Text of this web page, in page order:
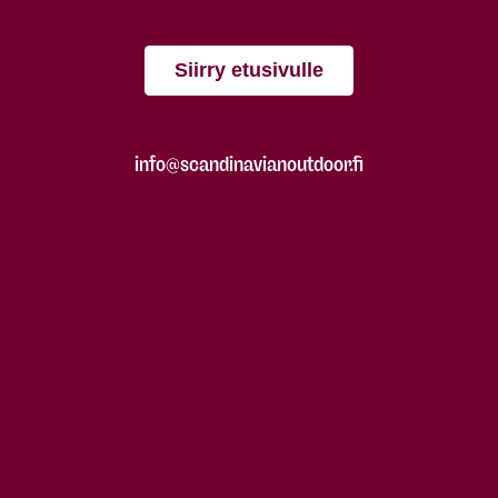
Siirry etusivulle
info@scandinavianoutdoor.fi